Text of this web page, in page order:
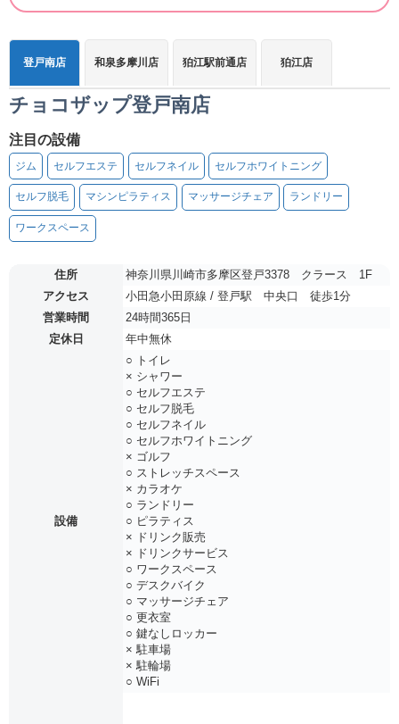
登戸南店 和泉多摩川店 狛江駅前通店 狛江店
チョコザップ登戸南店
注目の設備
ジム セルフエステ セルフネイル セルフホワイトニング
セルフ脱毛 マシンピラティス マッサージチェア ランドリー
ワークスペース
住所
神奈川県川崎市多摩区登戸3378 クラース 1F
アクセス
小田急小田原線 / 登戸駅 中央口 徒歩1分
営業時間
24時間365日
定休日
年中無休
設備
○ トイレ
× シャワー
○ セルフエステ
○ セルフ脱毛
○ セルフネイル
○ セルフホワイトニング
× ゴルフ
○ ストレッチスペース
× カラオケ
○ ランドリー
○ ピラティス
× ドリンク販売
× ドリンクサービス
○ ワークスペース
○ デスクバイク
○ マッサージチェア
○ 更衣室
○ 鍵なしロッカー
× 駐車場
× 駐輪場
○ WiFi